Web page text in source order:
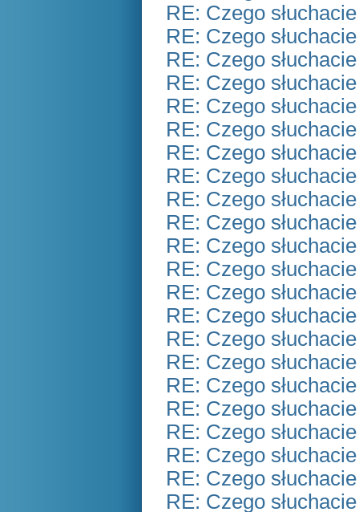
RE: Czego
RE: Czego
RE: Czego
RE: Czego
RE: Czego
RE: Czego
RE: Czego
RE: Czego
RE: Czego
RE: Czego
RE: Czego
RE: Czego
RE: Czego
RE: Czego
RE: Czego
RE: Czego
RE: Czego
RE: Czego
RE: Czego
RE: Czego
RE: Czego
RE: Czego